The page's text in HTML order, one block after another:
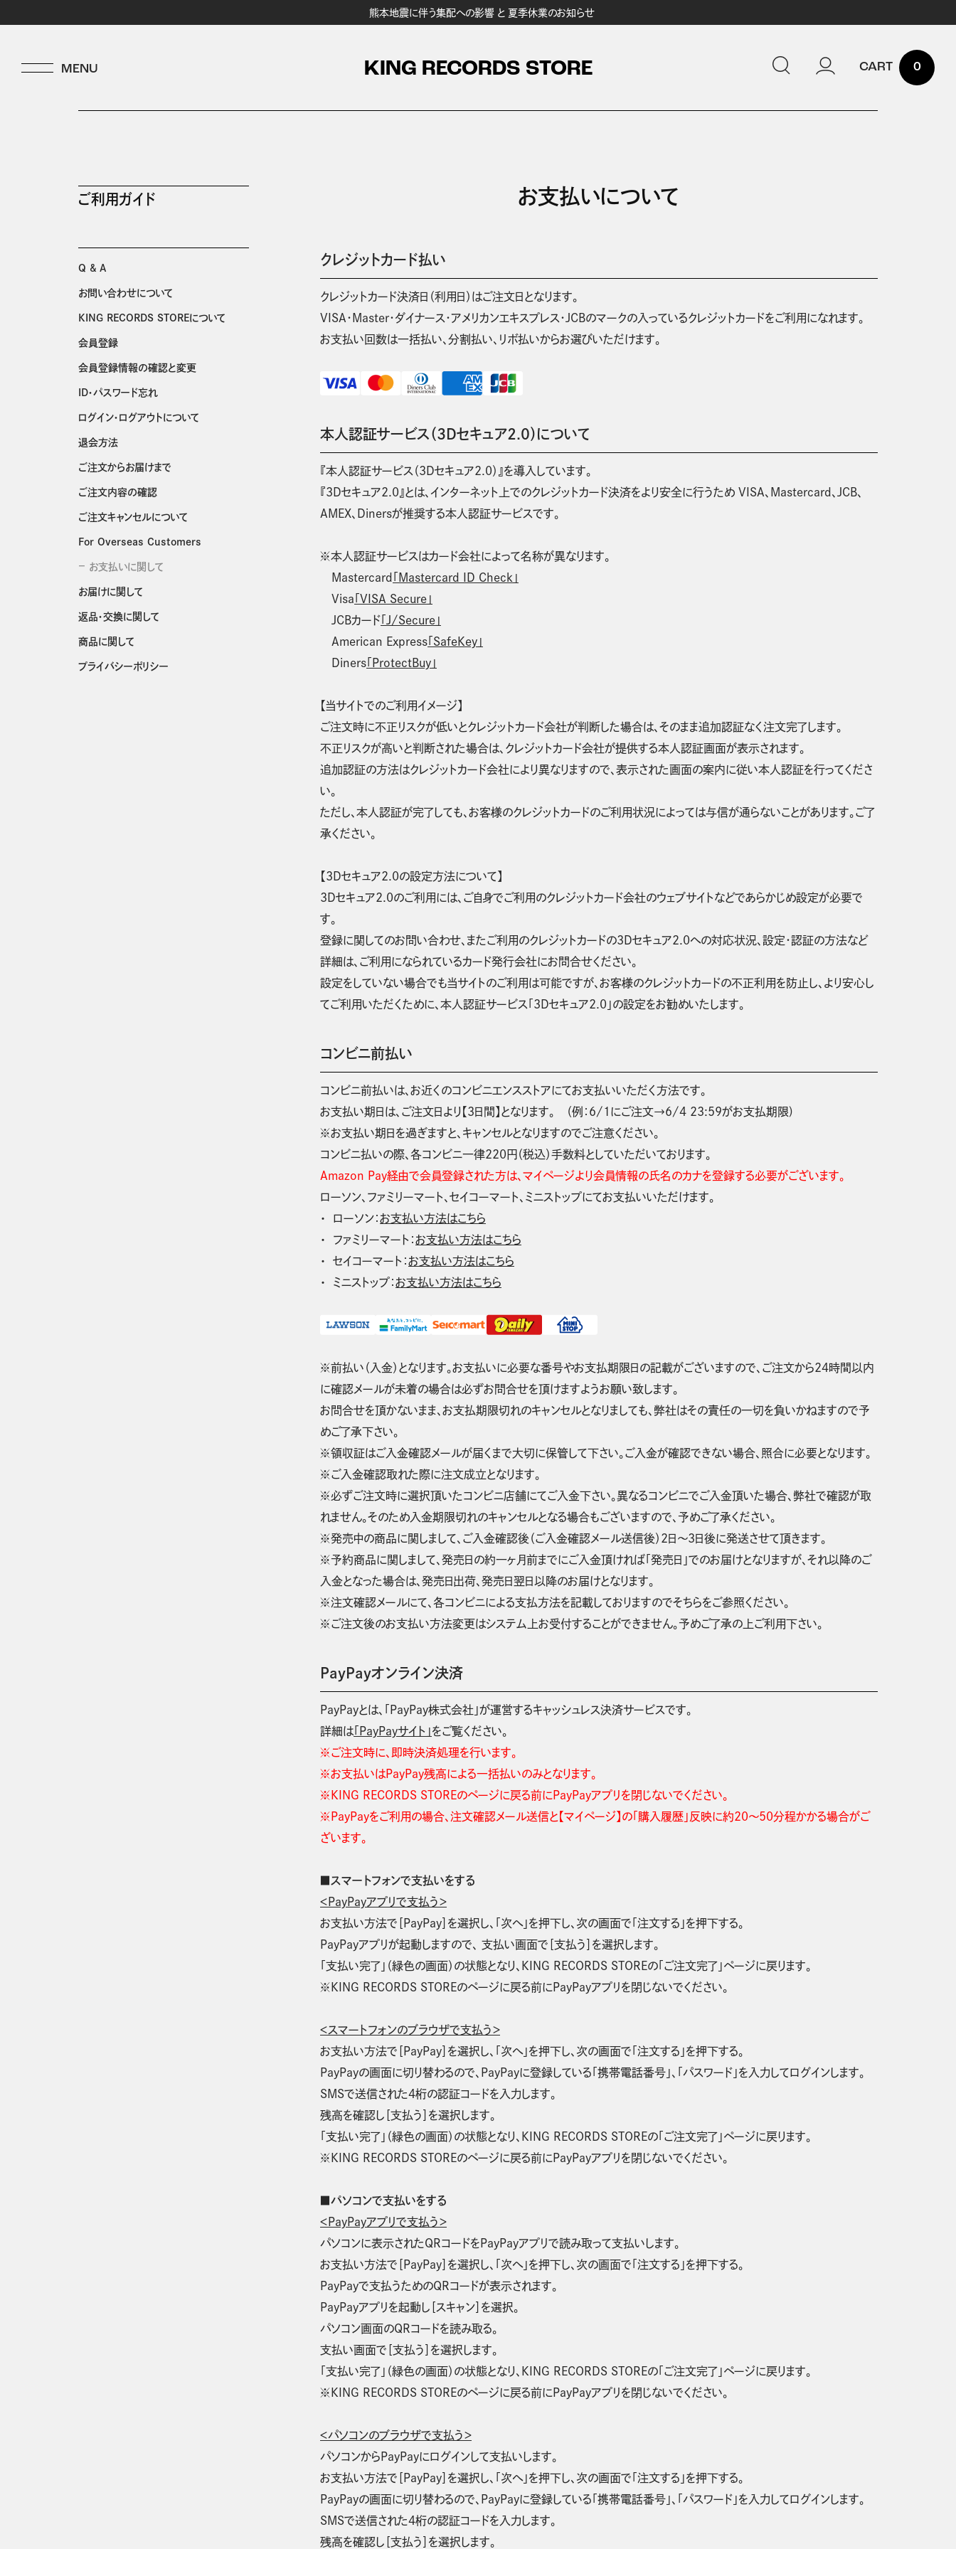
熊本地震に伴う集配への影響 と 夏季休業のお知らせ
KING RECORDS STORE 0
ご利用ガイド
Q & A
お問い合わせについて
KING RECORDS STOREについて
会員登録
会員登録情報の確認と変更
ID・パスワード忘れ
ログイン・ログアウトについて
退会方法
ご注文からお届けまで
ご注文内容の確認
ご注文キャンセルについて
For Overseas Customers
お支払いに関して
お届けに関して
返品・交換に関して
商品に関して
プライバシーポリシー
お支払いについて
クレジットカード払い
クレジットカード決済日（利用日）はご注文日となります。
VISA・Master・ダイナース・アメリカンエキスプレス・JCBのマークの入っているクレジットカードをご利用になれます。
お支払い回数は一括払い、分割払い、リボ払いからお選びいただけます。
本人認証サービス（3Dセキュア2.0）について
『本人認証サービス（3Dセキュア2.0）』を導入しています。
『3Dセキュア2.0』とは、インターネット上でのクレジットカード決済をより安全に行うため VISA、Mastercard、JCB、
AMEX、Dinersが推奨する本人認証サービスです。
※本人認証サービスはカード会社によって名称が異なります。
Mastercard
「Mastercard ID Check」
Visa 「VISA Secure」
JCBカード 「J/Secure」
American Express 「SafeKey」
Diners 「ProtectBuy」
【当サイトでのご利用イメージ】
ご注文時に不正リスクが低いとクレジットカード会社が判断した場合は、そのまま追加認証なく注文完了します。
不正リスクが高いと判断された場合は、クレジットカード会社が提供する本人認証画面が表示されます。
追加認証の方法はクレジットカード会社により異なりますので、表示された画面の案内に従い本人認証を行ってくださ
い。
ただし、本人認証が完了しても、お客様のクレジットカードのご利用状況によっては与信が通らないことがあります。ご了
承ください。
【3Dセキュア2.0の設定方法について】
3Dセキュア2.0のご利用には、ご自身でご利用のクレジットカード会社のウェブサイトなどであらかじめ設定が必要で
す。
登録に関してのお問い合わせ、またご利用のクレジットカードの3Dセキュア2.0への対応状況、設定・認証の方法など
詳細は、ご利用になられているカード発行会社にお問合せください。
設定をしていない場合でも当サイトのご利用は可能ですが、お客様のクレジットカードの不正利用を防止し、より安心し
てご利用いただくために、本人認証サービス「3Dセキュア2.0」の設定をお勧めいたします。
コンビニ前払い
コンビニ前払いは、お近くのコンビニエンスストアにてお支払いいただく方法です。
お支払い期日は、ご注文日より【3日間】となります。 （例：6/1にご注文→6/4 23:59がお支払期限)
※お支払い期日を過ぎますと、キャンセルとなりますのでご注意ください。
コンビニ払いの際、各コンビニ一律220円（税込）手数料としていただいております。
Amazon Pay経由で会員登録された方は、マイページより会員情報の氏名のカナを登録する必要がございます。
ローソン、ファミリーマート、セイコーマート、ミニストップにてお支払いいただけます。
ローソン：お支払い方法はこちら
ファミリーマート：お支払い方法はこちら
セイコーマート：お支払い方法はこちら
ミニストップ：お支払い方法はこちら
※前払い（入金）となります。お支払いに必要な番号やお支払期限日の記載がございますので、ご注文から24時間以内
に確認メールが未着の場合は必ずお問合せを頂けますようお願い致します。
お問合せを頂かないまま、お支払期限切れのキャンセルとなりましても、弊社はその責任の一切を負いかねますので予
めご了承下さい。
※領収証はご入金確認メールが届くまで大切に保管して下さい。ご入金が確認できない場合、照合に必要となります。
※ご入金確認取れた際に注文成立となります。
※必ずご注文時に選択頂いたコンビニ店舗にてご入金下さい。異なるコンビニでご入金頂いた場合、弊社で確認が取
れません。そのため入金期限切れのキャンセルとなる場合もございますので、予めご了承ください。
※発売中の商品に関しまして、ご入金確認後（ご入金確認メール送信後）2日～3日後に発送させて頂きます。
※予約商品に関しまして、発売日の約一ヶ月前までにご入金頂ければ「発売日」でのお届けとなりますが、それ以降のご
入金となった場合は、発売日出荷、発売日翌日以降のお届けとなります。
※注文確認メールにて、各コンビニによる支払方法を記載しておりますのでそちらをご参照ください。
※ご注文後のお支払い方法変更はシステム上お受付することができません。予めご了承の上ご利用下さい。
PayPayオンライン決済
PayPayとは、「PayPay株式会社」が運営するキャッシュレス決済サービスです。
詳細は 「PayPayサイト」をご覧ください。
※ご注文時に、即時決済処理を行います。
※お支払いはPayPay残高による一括払いのみとなります。
※KING RECORDS STOREのページに戻る前にPayPayアプリを閉じないでください。
※PayPayをご利用の場合、注文確認メール送信と【マイページ】の「購入履歴」反映に約20～50分程かかる場合がご
ざいます。
■スマートフォンで支払いをする
＜PayPayアプリで支払う＞
お支払い方法で［PayPay］を選択し、「次へ」を押下し、次の画面で「注文する」を押下する。
PayPayアプリが起動しますので、 支払い画面で［支払う］を選択します。
「支払い完了」（緑色の画面）の状態となり、KING RECORDS STOREの「ご注文完了」ページに戻ります。
※KING RECORDS STOREのページに戻る前にPayPayアプリを閉じないでください。
＜スマートフォンのブラウザで支払う＞
お支払い方法で［PayPay］を選択し、「次へ」を押下し、次の画面で「注文する」を押下する。
PayPayの画面に切り替わるので、PayPayに登録している「携帯電話番号」、「パスワード」を入力してログインします。
SMSで送信された4桁の認証コードを入力します。
残高を確認し［支払う］を選択します。
「支払い完了」（緑色の画面）の状態となり、KING RECORDS STOREの「ご注文完了」ページに戻ります。
※KING RECORDS STOREのページに戻る前にPayPayアプリを閉じないでください。
■パソコンで支払いをする
＜PayPayアプリで支払う＞
パソコンに表示されたQRコードをPayPayアプリで読み取って支払いします。
お支払い方法で［PayPay］を選択し、「次へ」を押下し、次の画面で「注文する」を押下する。
PayPayで支払うためのQRコードが表示されます。
PayPayアプリを起動し［スキャン］を選択。
パソコン画面のQRコードを読み取る。
支払い画面で［支払う］を選択します。
「支払い完了」（緑色の画面）の状態となり、KING RECORDS STOREの「ご注文完了」ページに戻ります。
※KING RECORDS STOREのページに戻る前にPayPayアプリを閉じないでください。
＜パソコンのブラウザで支払う＞
パソコンからPayPayにログインして支払いします。
お支払い方法で［PayPay］を選択し、「次へ」を押下し、次の画面で「注文する」を押下する。
PayPayの画面に切り替わるので、PayPayに登録している「携帯電話番号」、「パスワード」を入力してログインします。
SMSで送信された4桁の認証コードを入力します。
残高を確認し［支払う］を選択します。